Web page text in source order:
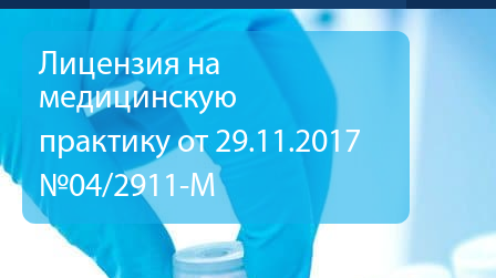
Лицензия на
медицинскую
практику от 29.11.2017
№04/2911-М